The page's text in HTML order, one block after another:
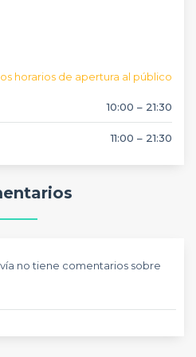
horarios de apertura al público
10:00 – 21:30
11:00 – 21:30
no tiene comentarios sobre